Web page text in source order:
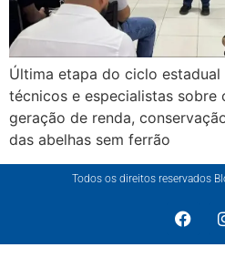
Última etapa do ciclo
técnicos e especialistas sobre
geração de renda,
das abelhas sem ferrão
Todos os direitos reservados